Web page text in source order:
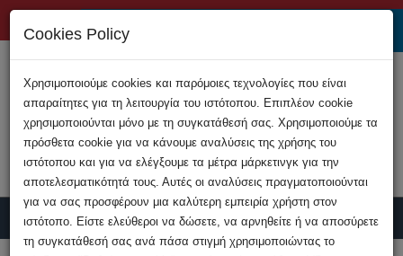
Cookies Policy
Χρησιμοποιούμε cookies και παρόμοιες τεχνολογίες που είναι
απαραίτητες για τη λειτουργία του ιστότοπου. Επιπλέον cookie
χρησιμοποιούνται μόνο με τη συγκατάθεσή σας. Χρησιμοποιούμε τα
πρόσθετα cookie για να κάνουμε αναλύσεις της χρήσης του
ιστότοπου και για να ελέγξουμε τα μέτρα μάρκετινγκ για την
αποτελεσματικότητά τους. Αυτές οι αναλύσεις πραγματοποιούνται
για να σας προσφέρουν μια καλύτερη εμπειρία χρήστη στον
ιστότοπο. Είστε ελεύθεροι να δώσετε, να αρνηθείτε ή να αποσύρετε
τη συγκατάθεσή σας ανά πάσα στιγμή χρησιμοποιώντας το